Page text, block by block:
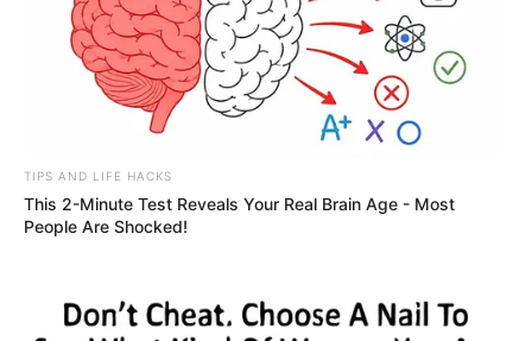
TIPS AND LIFE HACKS
This 2-Minute Test Reveals Your Real Brain Age - Most
People Are Shocked!